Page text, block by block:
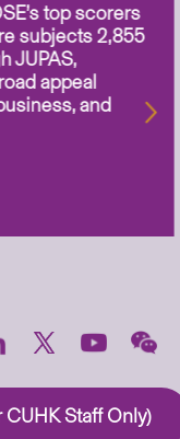
top scorers
subjects 2,855
JUPAS,
appeal
and
Staff Only)